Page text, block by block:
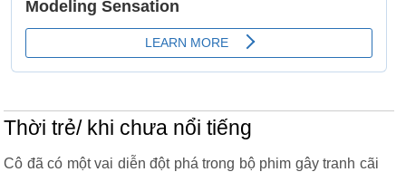
Thời trẻ/ khi chưa nổi tiếng
Cô đã có một vai diễn đột phá trong bộ phim gây tranh cãi